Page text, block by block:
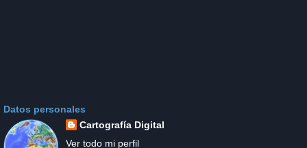
Datos personales
Cartografía Digital
Ver todo mi perfil